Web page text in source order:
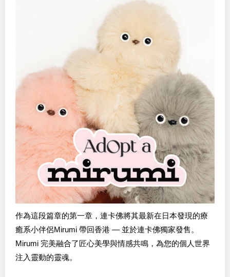
作為這段篇章的第一章，連卡佛將其最新在日本發現的療
癒系小伴侶Mirumi 帶回香港 — 並於連卡佛獨家發售。
Mirumi 完美融合了匠心美學與情感共鳴，為您的個人世界
注入靈動的靈魂。